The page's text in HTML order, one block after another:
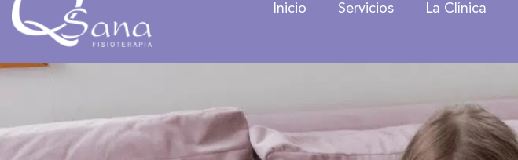
Inicio Servicios La Clínica